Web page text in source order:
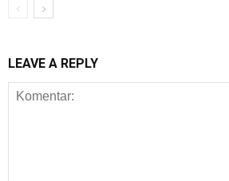
LEAVE A REPLY